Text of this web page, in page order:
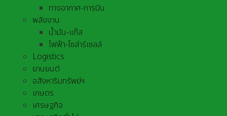
ทางอากาศ-การบิน
พลังงาน
น้ำมัน-แก๊ส
ไฟฟ้า-โซล่าร์เซลล์
Logistics
ยานยนต์
อสังหาริมทรัพย์ฯ
เกษตร
เศรษฐกิจ